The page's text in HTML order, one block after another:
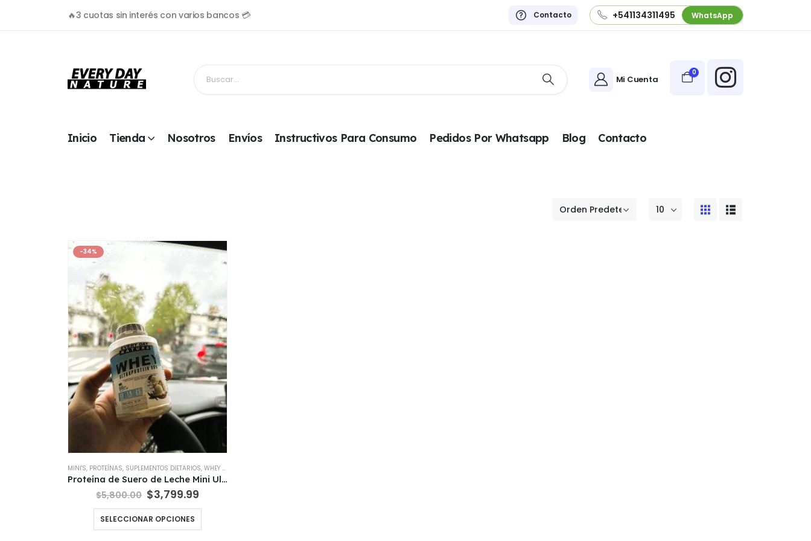
🔥3 cuotas sin interés con varios bancos 💳 Contacto +541134311495 WhatsApp
Mi Cuenta
0
Inicio Tienda Nosotros Envíos Instructivos Para Consumo Pedidos Por Whatsapp Blog Contacto
-34%
MINI'S, PROTEÍNAS, SUPLEMENTOS DIETARIOS, WHEY PROTEIN
Proteína de Suero de Leche Mini Ultraprotein80 Everyday Nature 30 Gr
$5,800.00 El
precio
original
era:
$3,799.99El
es:
SELECCIONAR OPCIONES
producto